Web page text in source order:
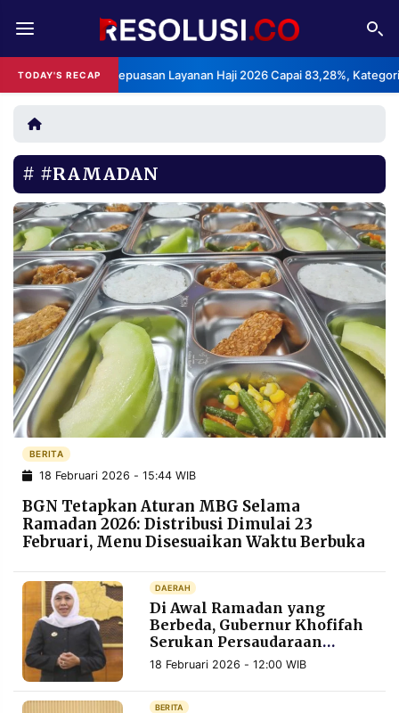
TODAY'S RECAP
Indeks Kepuasan Layanan Haji 2026 Capai 83,28%, Kategori Sangat
REDAKSI TENTANG
RESOLUSI IKLAN
RUBRIKASI
EDITORIAL AKSARA
FINANSIA PERSONA
DAERAH NASIONAL
MANCA SPORT
INFORMASI
PRIVACY
POLICY
BERITA
WARGA
INFORMASI
IKLAN
OF
SERVICE
IKUTI
KAMI
#RAMADAN
BERITA
18 Februari 2026 - 15:44 WIB
BGN Tetapkan Aturan MBG Selama
Ramadan 2026: Distribusi Dimulai 23
Februari, Menu Disesuaikan Waktu Berbuka
DAERAH
Di Awal Ramadan yang
Berbeda, Gubernur Khofifah
Serukan Persaudaraan
kepada Warga Jawa Timur
18 Februari 2026 - 12:00 WIB
BERITA